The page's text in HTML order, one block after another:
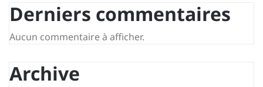
Derniers commentaires
Aucun commentaire à afficher.
Archive